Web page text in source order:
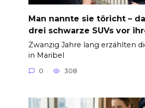
Man nannte sie töricht –
drei schwarze SUVs vor
Zwanzig Jahre lang erzählten
in Maribel
0 308